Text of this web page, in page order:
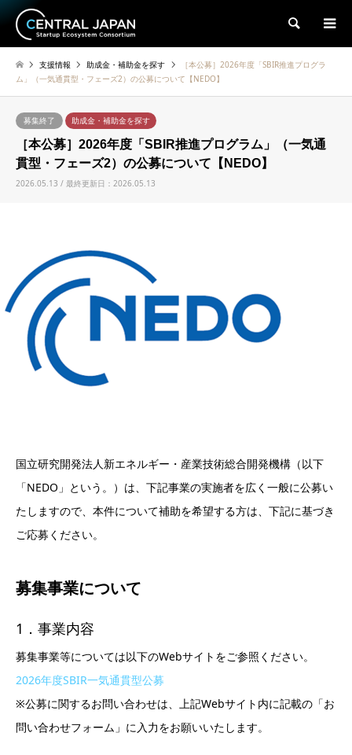
検索
支援情報 助成金・補助金を探す
［本公募］2026年度「SBIR推進プログラ
ム」（一気通貫型・フェーズ2）の公募について【NEDO】
募集終了 助成金・補助金を探す
［本公募］2026年度「SBIR推進プログラム」（一気通
貫型・フェーズ2）の公募について【NEDO】
2026.05.13 / 最終更新日：2026.05.13
国立研究開発法人新エネルギー・産業技術総合開発機構（以下
「NEDO」という。）は、下記事業の実施者を広く一般に公募い
たしますので、本件について補助を希望する方は、下記に基づき
ご応募ください。
募集事業について
1．事業内容
募集事業等については以下のWebサイトをご参照ください。
2026年度SBIR一気通貫型公募
※公募に関するお問い合わせは、上記Webサイト内に記載の「お
問い合わせフォーム」に入力をお願いいたします。